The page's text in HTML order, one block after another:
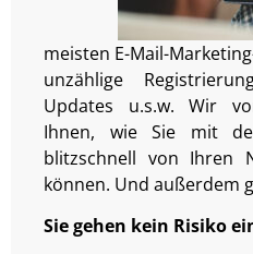
meisten E-Mail-
unzählige
Updates u.s.w. Wir
Ihnen, wie Sie mit
blitzschnell von Ihren
können. Und außerdem
Sie gehen kein Risiko